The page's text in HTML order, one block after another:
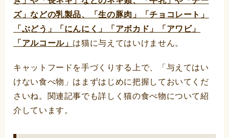
ズ」などの乳製品、「生の豚肉」「チョコレート」
「ぶどう」「にんにく」「アボカド」「アワビ」
「アルコール」 は猫に与えてはいけません。
キャットフードを手づくりする上で、「与えてはい
けない食べ物」はまずはじめに把握しておいてくだ
さいね。関連記事でも詳しく猫の食べ物について紹
介しています。